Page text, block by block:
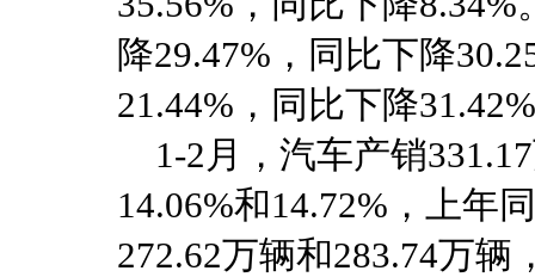
降29.47%，同比下降
21.44%，同比下降
1-2月，汽车产销
14.06%和14.72%，上年
272.62万辆和283.74万辆